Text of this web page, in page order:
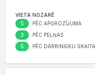
VIETA NOZARĒ
5 PĒC APGROZĪJUMA
3 PĒC PEĻŅAS
5 PĒC DARBINIEKU SKAITA